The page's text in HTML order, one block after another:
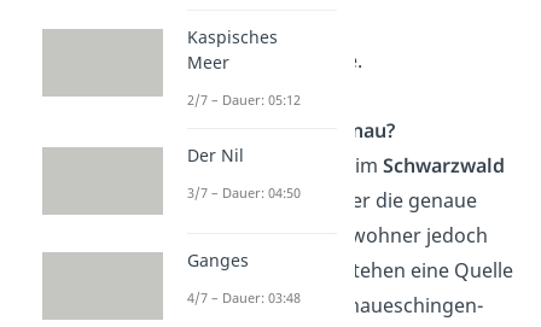
Moldawien
und die Ukraine.
Wo beginnt die Donau?
Die Donau beginnt im Schwarzwald
in Deutschland.
Über die genaue
Quelle sind sich Anwohner jedoch
uneinig. Zur Wahl stehen eine Quelle
in Breg und die Donaueschingen-
Kaspisches
Meer
2/7 – Dauer: 05:12
Der Nil
3/7 – Dauer: 04:50
Ganges
4/7 – Dauer: 03:48